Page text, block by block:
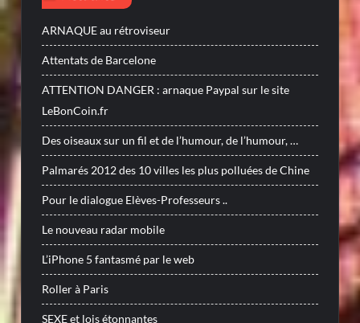
ARNAQUE au rétroviseur
Attentats de Barcelone
ATTENTION DANGER : arnaque Paypal sur le site
LeBonCoin.fr
Des oiseaux sur un fil et de l’humour, de l’humour, …
Palmarés 2012 des 10 villes les plus polluées de Chine
Pour le dialogue Elèves-Professeurs ..
Le nouveau radar mobile
L’iPhone 5 fantasmé par le web
Roller à Paris
SEXE et lois étonnantes